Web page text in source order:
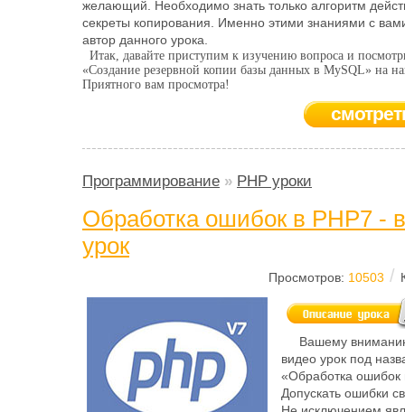
желающий. Необходимо знать только алгоритм
секреты копирования. Именно этими знаниями с
автор данного урока.
Итак, давайте приступим к изучению вопроса и
«Создание резервной копии базы данных в MySQL» на
Приятного вам просмотра!
Программирование » PHP уроки
Обработка ошибок в PHP7 -
урок
Просмотров: 10503 /
Вашему
видео урок под
«Обработка ошибок
Допускать ошибки